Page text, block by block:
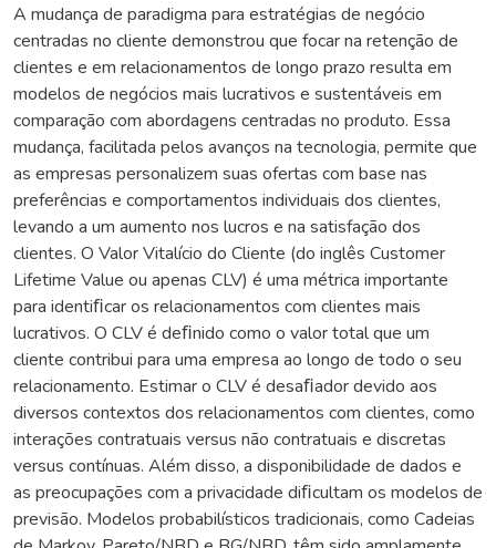
A mudança de paradigma para estratégias de negócio
centradas no cliente demonstrou que focar na retenção de
clientes e em relacionamentos de longo prazo resulta em
modelos de negócios mais lucrativos e sustentáveis em
comparação com abordagens centradas no produto. Essa
mudança, facilitada pelos avanços na tecnologia, permite que
as empresas personalizem suas ofertas com base nas
preferências e comportamentos individuais dos clientes,
levando a um aumento nos lucros e na satisfação dos
clientes. O Valor Vitalício do Cliente (do inglês Customer
Lifetime Value ou apenas CLV) é uma métrica importante
para identiﬁcar os relacionamentos com clientes mais
lucrativos. O CLV é deﬁnido como o valor total que um
cliente contribui para uma empresa ao longo de todo o seu
relacionamento. Estimar o CLV é desaﬁador devido aos
diversos contextos dos relacionamentos com clientes, como
interações contratuais versus não contratuais e discretas
versus contínuas. Além disso, a disponibilidade de dados e
as preocupações com a privacidade diﬁcultam os modelos de
previsão. Modelos probabilísticos tradicionais, como Cadeias